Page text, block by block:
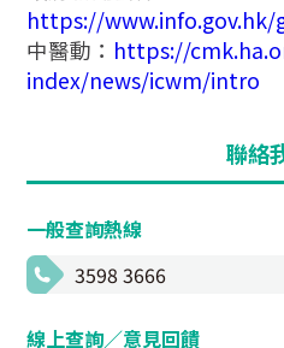
https://www.info.gov.hk/
中醫動： https://
index/news/icwm/intro
聯絡
一般查詢熱線
3598 3666
線上查詢／意見回饋